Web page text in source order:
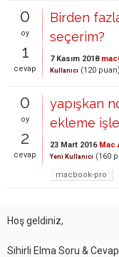
0
oy
1
cevap
Birden
seçerim?
7 Kasım 2018
Kullanıcı (120 puan)
0
oy
2
cevap
yapışkan
ekleme
23 Mart 2016 Mac
Yeni Kullanıcı (160
macbook-pro
Hoş geldiniz,
Sihirli Elma Soru &